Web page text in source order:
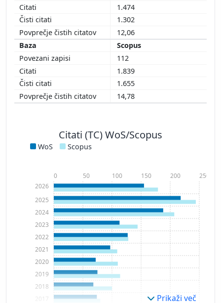
1.474
1.302
12,06
Scopus
112
1.839
1.655
14,78
Citati (TC) WoS/Scopus
WoS Scopus
2017
2018
2019
2020
2021
2022
2023
2024
2025
2026
0 50 100 150 200 250
Prikaži več